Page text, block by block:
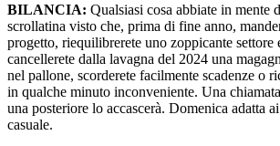
BILANCIA: Qualsiasi cosa abbiate in mente
scrollatina visto che, prima di fine anno,
progetto, riequilibrerete uno zoppicante settore
cancellerete dalla lavagna del 2024 una
nel pallone, scorderete facilmente scadenze o
in qualche minuto inconveniente. Una
una posteriore lo accascerà. Domenica adatta
casuale.